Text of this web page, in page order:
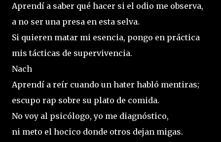
Aprendí a saber qué hacer si el odio me observa,
a no ser una presa en esta selva.
Si quieren matar mi esencia, pongo en práctica
mis tácticas de supervivencia.
Nach
Aprendí a reír cuando un hater habló mentiras;
escupo rap sobre su plato de comida.
No voy al psicólogo, yo me diagnóstico,
ni meto el hocico donde otros dejan migas.